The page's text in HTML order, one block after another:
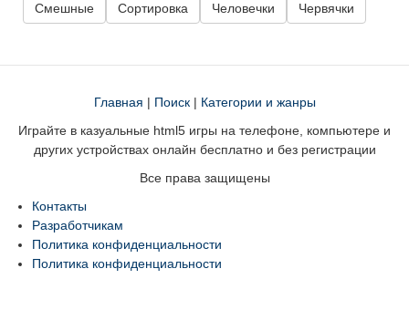
Смешные Сортировка Человечки Червячки
Главная | Поиск| Категории и жанры
Играйте в казуальные html5 игры на телефоне, компьютере и
других устройствах онлайн бесплатно и без регистрации
Все права защищены
Контакты
Разработчикам
Политика конфиденциальности
Политика конфиденциальности